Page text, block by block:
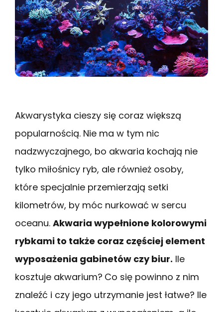
Akwarystyka cieszy się coraz większą
popularnością. Nie ma w tym nic
nadzwyczajnego, bo akwaria kochają nie
tylko miłośnicy ryb, ale również osoby,
które specjalnie przemierzają setki
kilometrów, by móc nurkować w sercu
oceanu. Akwaria wypełnione kolorowymi
rybkami to także coraz częściej element
wyposażenia gabinetów czy biur. Ile
kosztuje akwarium? Co się powinno z nim
znaleźć i czy jego utrzymanie jest łatwe? Ile